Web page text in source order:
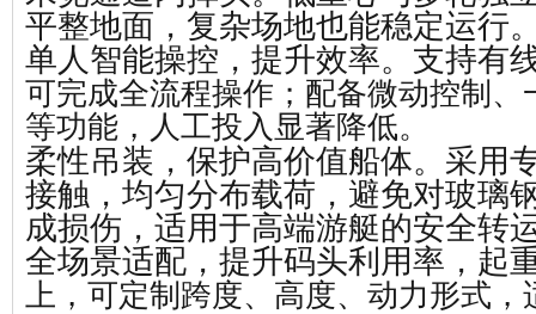
平整地面，复杂场地也能稳定运行
单人智能操控，提升效率。支持有
可完成全流程操作；配备微动控制、
等功能，人工投入显著降低。
柔性吊装，保护高价值船体‌。采用
接触，均匀分布载荷，避免对玻璃
成损伤，适用于高端游艇的安全转
全场景适配，提升码头利用率‌，起
上，可定制跨度、高度、动力形式，